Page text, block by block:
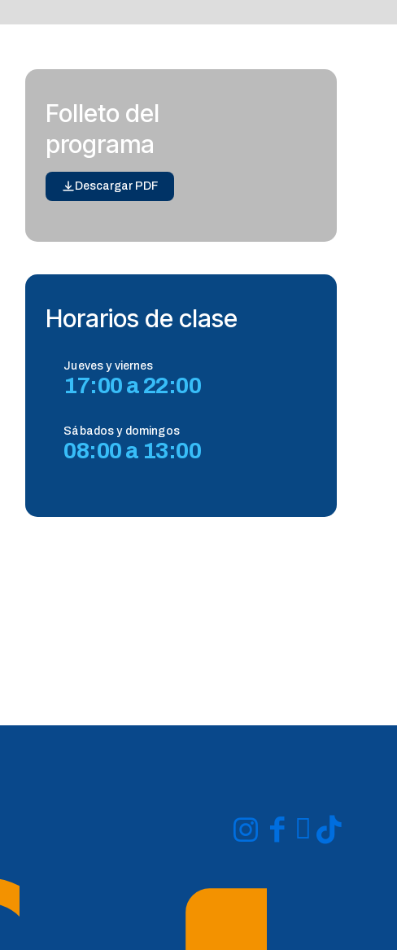
Folleto del
programa
Descargar PDF
Horarios de clase
Jueves y viernes
17:00 a 22:00
Sábados y domingos
08:00 a 13:00